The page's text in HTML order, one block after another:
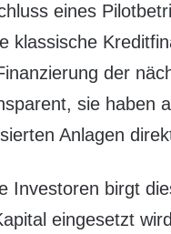
eines
klassische
der
sie haben
Anlagen
Investoren birgt
eingesetzt